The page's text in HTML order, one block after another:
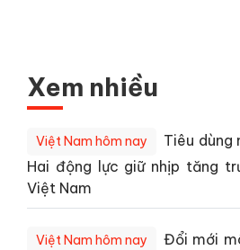
Xem nhiều
Việt Nam hôm nay
Tiêu dùng
Hai động lực giữ nhịp tăng
Việt Nam
Việt Nam hôm nay
Đổi mới